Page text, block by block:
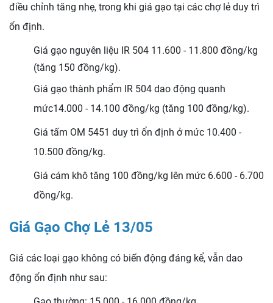
điều chỉnh tăng nhẹ, trong khi giá gạo tại các chợ lẻ duy trì
ổn định.
Giá gạo nguyên liệu IR 504 11.600 - 11.800 đồng/kg
(tăng 150 đồng/kg).
Giá gạo thành phẩm IR 504 dao động quanh
mức14.000 - 14.100 đồng/kg (tăng 100 đồng/kg).
Giá tấm OM 5451 duy trì ổn định ở mức 10.400 -
10.500 đồng/kg.
Giá cám khô tăng 100 đồng/kg lên mức 6.600 - 6.700
đồng/kg.
Giá Gạo Chợ Lẻ 13/05
Giá các loại gạo không có biến động đáng kể, vẫn dao
động ổn định như sau: